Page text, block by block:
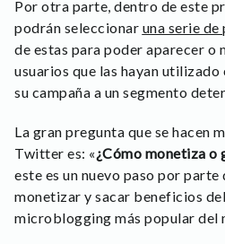
Por otra parte, dentro de este
podrán seleccionar una serie
de estas para poder aparecer o
usuarios que las hayan
su campaña a un segmento
La gran pregunta que se hacen
Twitter es: «¿Cómo monetiza
este es un nuevo paso por parte
monetizar y sacar beneficios
microblogging más popular del